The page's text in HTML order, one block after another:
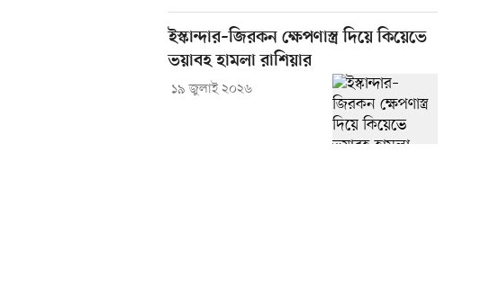
ইস্কান্দার–জিরকন ক্ষেপণাস্ত্র দিয়ে কিয়েভে
ভয়াবহ হামলা রাশিয়ার
১৯ জুলাই ২০২৬